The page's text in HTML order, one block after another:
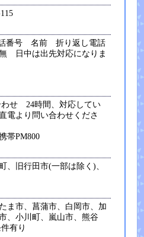
番号 名前 折り返し電話
日中は出先対応になりま
わせ 24時間、対応してい
電より問い合わせくださ
帯PM800
、旧行田市(一部は除く)、
ま市、菖蒲市、白岡市、加
、小川町、嵐山市、熊谷
有り